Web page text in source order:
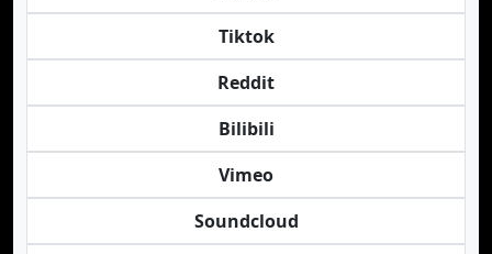
Tiktok
Reddit
Bilibili
Vimeo
Soundcloud